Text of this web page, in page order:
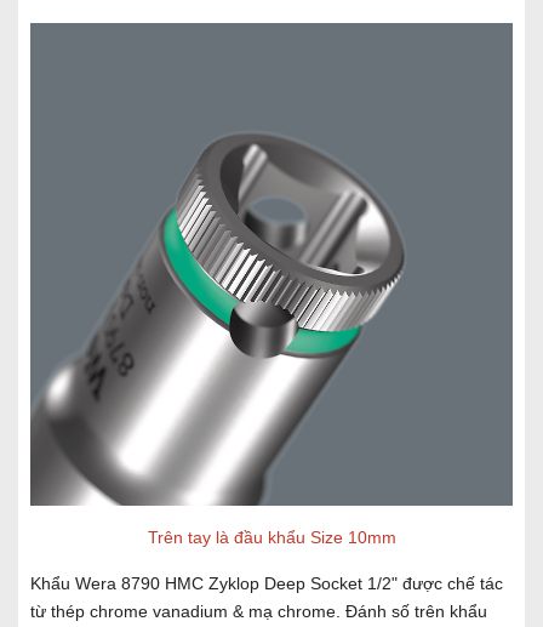
Trên tay là đầu khẩu Size 10mm
Khẩu Wera 8790 HMC Zyklop Deep Socket 1/2" được chế tác
từ thép chrome vanadium & mạ chrome. Đánh số trên khẩu